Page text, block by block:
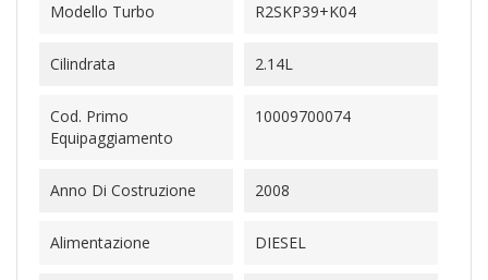
Modello Turbo R2SKP39+K04
Cilindrata 2.14L
Cod. Primo
Equipaggiamento
10009700074
Anno Di Costruzione 2008
Alimentazione DIESEL